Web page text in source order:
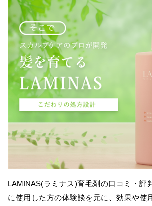
LAMINAS(ラミナス)育毛剤の口コミ・評
に使用した方の体験談を元に、効果や使